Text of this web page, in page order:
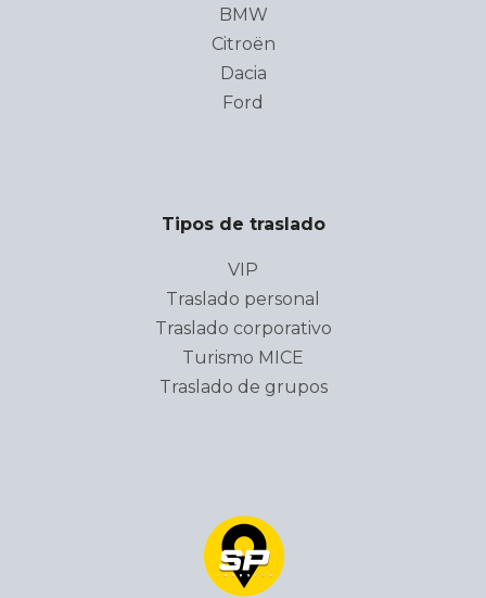
BMW
Citroën
Dacia
Ford
Tipos de traslado
VIP
Traslado personal
Traslado corporativo
Turismo MICE
Traslado de grupos